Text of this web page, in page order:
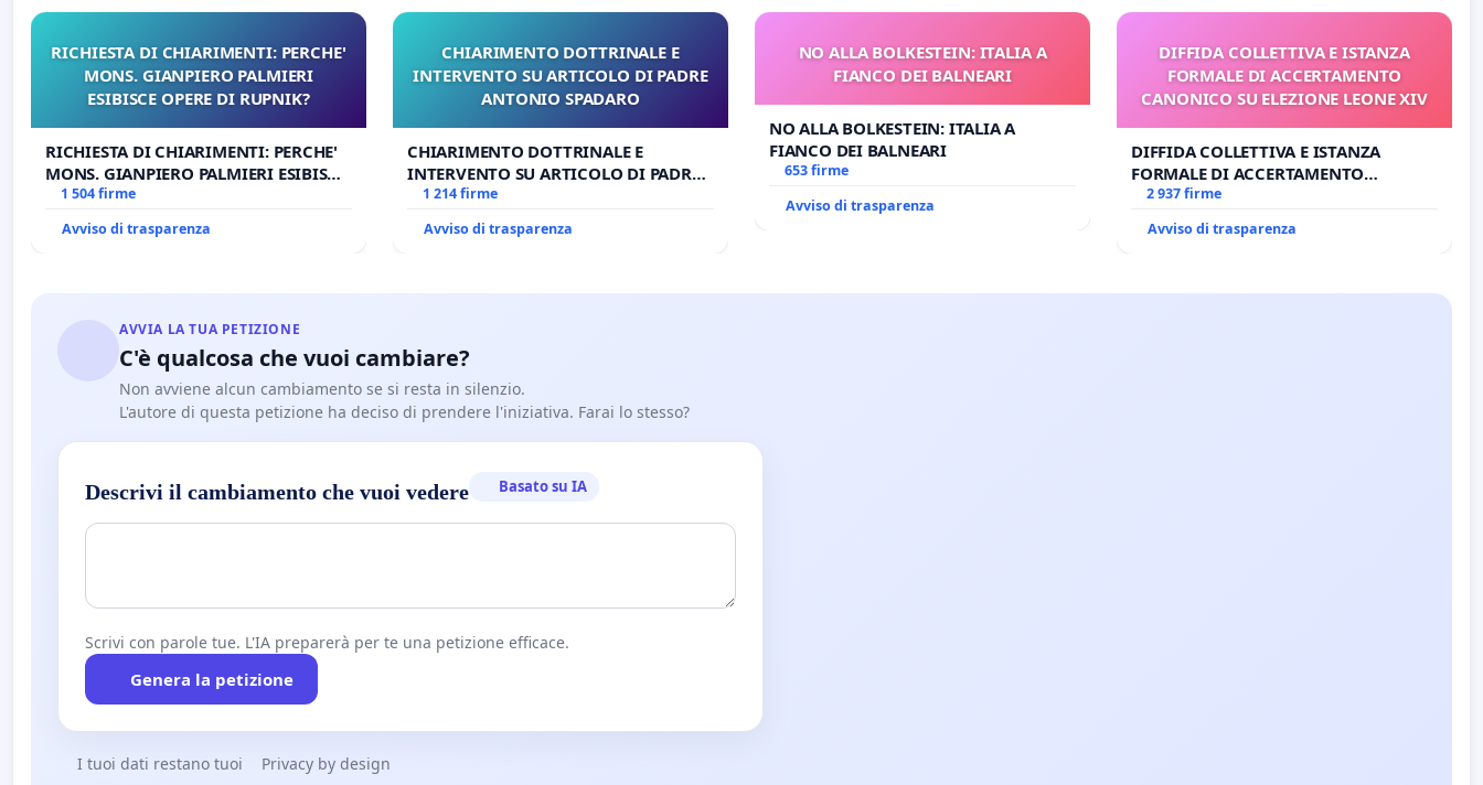
RICHIESTA DI CHIARIMENTI: PERCHE'
MONS. GIANPIERO PALMIERI
ESIBISCE OPERE DI RUPNIK?
RICHIESTA DI CHIARIMENTI: PERCHE'
MONS. GIANPIERO PALMIERI ESIBISCE
OPERE DI RUPNIK?
1 504 firme
Avviso di trasparenza
CHIARIMENTO DOTTRINALE E
INTERVENTO SU ARTICOLO DI PADRE
ANTONIO SPADARO
CHIARIMENTO DOTTRINALE E
INTERVENTO SU ARTICOLO DI PADRE
ANTONIO SPADARO
1 214 firme
Avviso di trasparenza
NO ALLA BOLKESTEIN: ITALIA A
FIANCO DEI BALNEARI
NO ALLA BOLKESTEIN: ITALIA A
FIANCO DEI BALNEARI
653 firme
Avviso di trasparenza
DIFFIDA COLLETTIVA E ISTANZA
FORMALE DI ACCERTAMENTO
CANONICO SU ELEZIONE LEONE XIV
DIFFIDA COLLETTIVA E ISTANZA
FORMALE DI ACCERTAMENTO
CANONICO SU ELEZIONE LEONE XIV
2 937 firme
Avviso di trasparenza
AVVIA LA TUA PETIZIONE
C'è qualcosa che vuoi cambiare?
Non avviene alcun cambiamento se si resta in silenzio.
L'autore di questa petizione ha deciso di prendere l'iniziativa. Farai lo stesso?
Descrivi il cambiamento che vuoi vedere Basato su IA
Scrivi con parole tue. L'IA preparerà per te una petizione efficace.
Genera la petizione
I tuoi dati restano tuoi Privacy by design